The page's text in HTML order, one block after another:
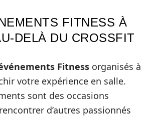
FITNESS À
DELÀ DU CROSSFIT
Fitness organisés à
votre expérience en salle.
sont des occasions
d’autres passionnés